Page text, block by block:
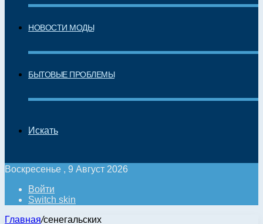
НОВОСТИ МОДЫ
БЫТОВЫЕ ПРОБЛЕМЫ
Искать
Воскресенье , 9 Август 2026
Войти
Switch skin
Главная/сенегальских